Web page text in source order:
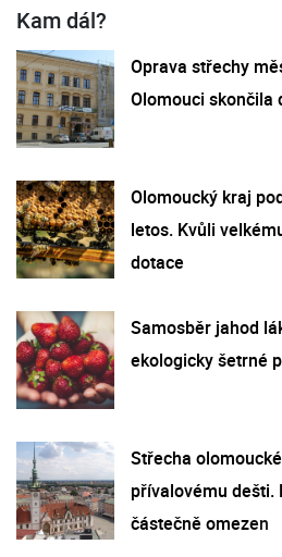
Kam dál?
Oprava střechy
Olomouci skončila
Olomoucký kraj
letos. Kvůli
dotace
Samosběr jahod
ekologicky šetrné
Střecha
přívalovému dešti.
částečně omezen